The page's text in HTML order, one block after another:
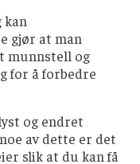
kan
gjør at man
munnstell og
for å forbedre
og endret
av dette er det
slik at du kan få